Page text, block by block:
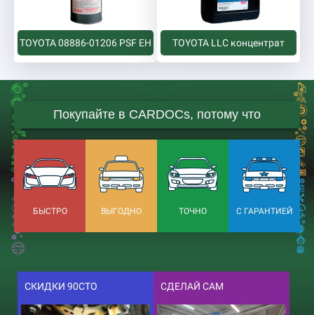
TOYOTA 08886-01206 PSF EH TOYOTA LLC концентрат
Покупайте в CARDOCs, потому что
БЫСТРО ВЫГОДНО ТОЧНО С ГАРАНТИЕЙ
СКИДКИ 90СТО СДЕЛАЙ САМ